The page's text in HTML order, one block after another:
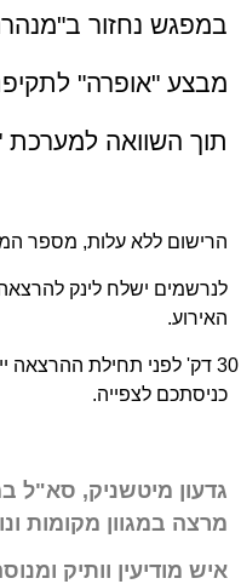
במפגש נחזור ב"מנהרת
מבצע "אופרה"
תוך השוואה למערכת "עם
הרישום ללא עלות, מספר
לנרשמים ישלח לינק להרצאה
האירוע.
30 דק' לפני תחילת
כניסתכם לצפייה.
גדעון מיטשניק, סא"ל
מרצה במגוון מקומות